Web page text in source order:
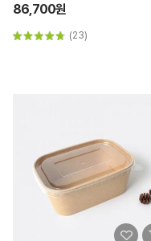
86,700원
(23)